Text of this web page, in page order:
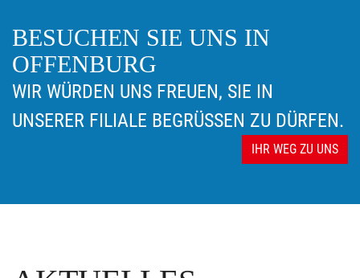
BESUCHEN SIE UNS IN
OFFENBURG
WIR WÜRDEN UNS FREUEN, SIE IN
UNSERER FILIALE BEGRÜSSEN ZU DÜRFEN.
IHR WEG ZU UNS